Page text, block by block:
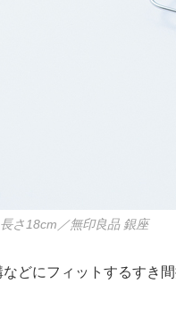
さ18cm／無印良品 銀座
どにフィットするすき間